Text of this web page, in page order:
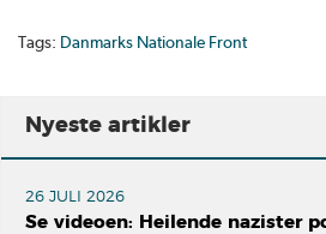
Tags: Danmarks Nationale Front
Nyeste artikler
26 JULI 2026
Se videoen: Heilende nazister